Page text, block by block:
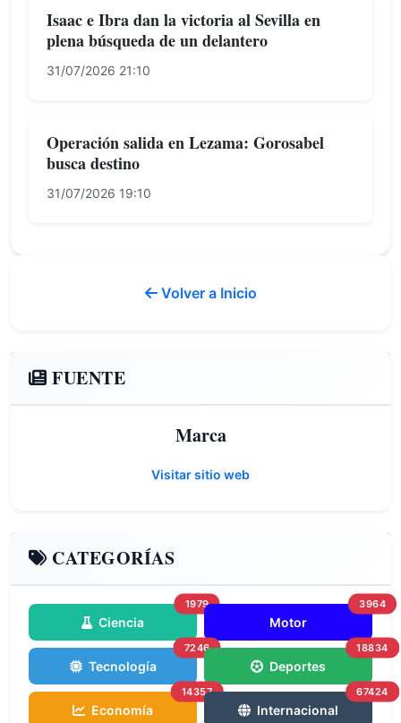
Isaac e Ibra dan la victoria al Sevilla en
plena búsqueda de un delantero
31/07/2026 21:10
Operación salida en Lezama: Gorosabel
busca destino
31/07/2026 19:10
Volver a Inicio
FUENTE
Marca
Visitar sitio web
CATEGORÍAS
Ciencia
1979
Motor
3964
Tecnología
7246
Deportes
18834
Economía
14357
Internacional
67424